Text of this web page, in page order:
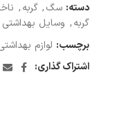
دسته: سگ, گربه,
گربه, وسایل
برچسب: لوازم
اشتراک گذاری: